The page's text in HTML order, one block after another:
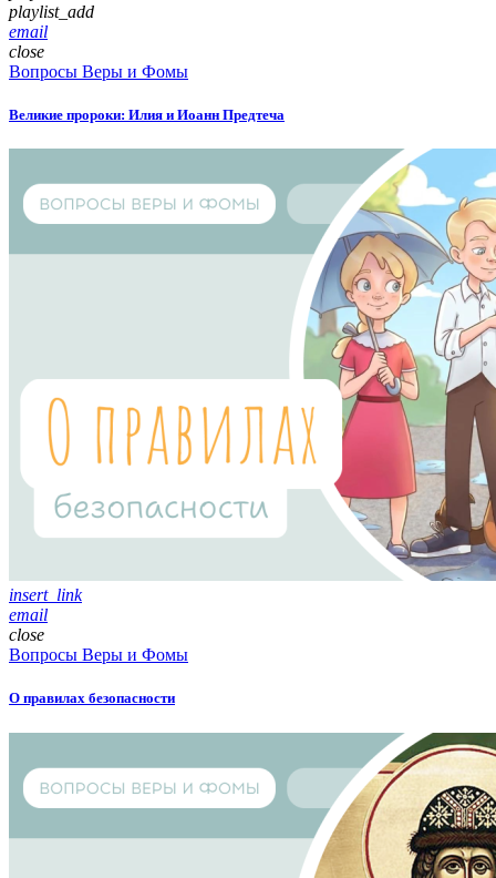
playlist_add
email
close
Вопросы Веры и Фомы
Великие пророки: Илия и Иоанн Предтеча
insert_link
email
close
Вопросы Веры и Фомы
О правилах безопасности